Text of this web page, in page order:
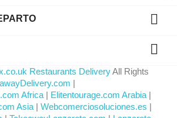


Restaurants DeliveryAll Rights
|
Africa | Elitentourage.com Arabia |
Asia | Webcomerciosoluciones.es |